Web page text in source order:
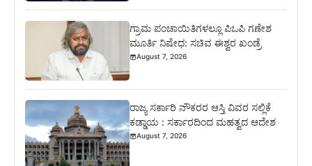
ಗ್ರಾಮ ಪಂಚಾಯಿತಿಗಳಲ್ಲೂ ಪಿಒಪಿ ಗಣೇಶ
ಮೂರ್ತಿ ನಿಷೇಧ: ಸಚಿವ ಈಶ್ವರ ಖಂಡ್ರೆ
August 7, 2026
ರಾಜ್ಯ ಸರ್ಕಾರಿ ನೌಕರರ ಆಸ್ತಿ ವಿವರ ಸಲ್ಲಿಕೆ
ಕಡ್ಡಾಯ : ಸರ್ಕಾರದಿಂದ ಮಹತ್ವದ ಆದೇಶ
August 7, 2026